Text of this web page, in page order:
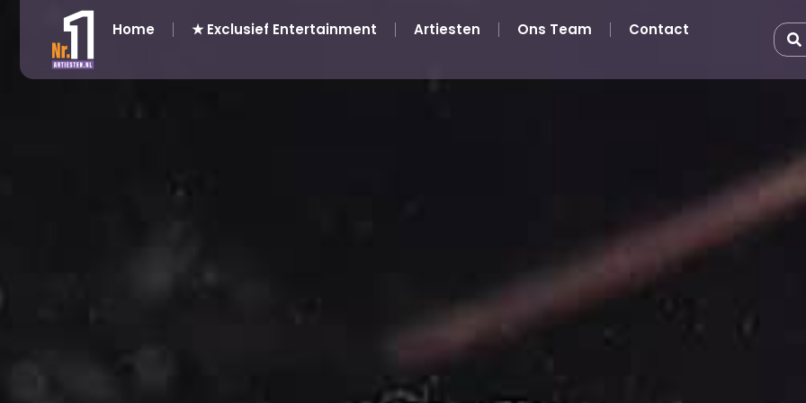
Home ★ Exclusief Entertainment Artiesten Ons Team Contact